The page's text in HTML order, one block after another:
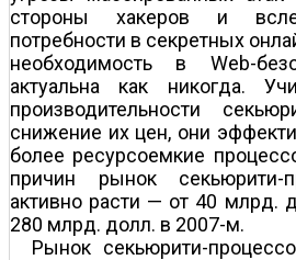
стороны хакеров и
потребности в секретных
необходимость в Web-
актуальна как никогда.
производительности
снижение их цен, они
более ресурсоемкие
причин рынок секьюрити-
активно расти — от 40 млрд.
280 млрд. долл. в 2007-м.
Рынок секьюрити-